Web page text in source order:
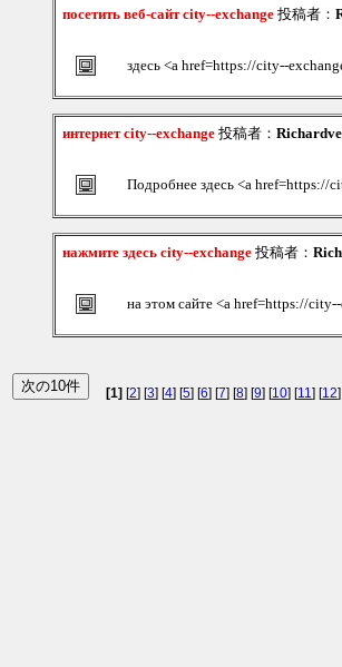
посетить веб-сайт city--exchange 投稿者：
здесь <a href=https://city--
интернет city--exchange 投稿者：
Подробнее здесь <a href=https://
нажмите здесь city--exchange 投稿者：
на этом сайте <a href=https://
[1] [2] [3] [4] [5] [6] [7] [8] [9] [10] [11] [12